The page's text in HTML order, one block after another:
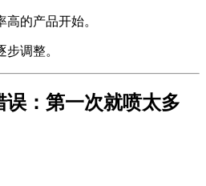
的产品开始。
调整。
误：第一次就喷太多